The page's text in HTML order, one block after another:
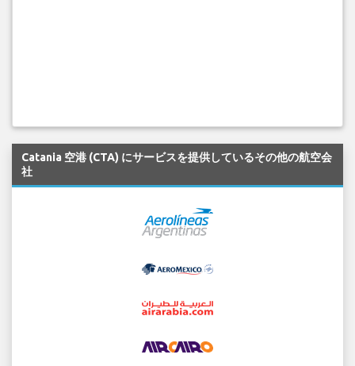
Catania 空港 (CTA) にサービスを提供しているその他の航空会
社